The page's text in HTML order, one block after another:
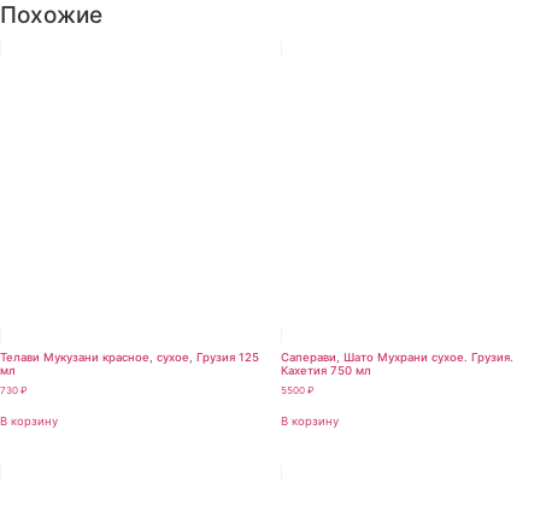
Похожие
Телави Мукузани красное, сухое, Грузия 125
мл
730 ₽
В корзину
Саперави, Шато Мухрани сухое. Грузия.
Кахетия 750 мл
5500 ₽
В корзину